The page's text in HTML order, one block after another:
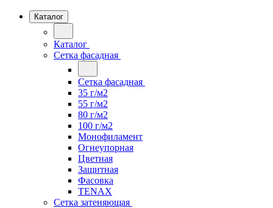
Каталог
Каталог
Сетка фасадная
Сетка фасадная
35 г/м2
55 г/м2
80 г/м2
100 г/м2
Монофиламент
Огнеупорная
Цветная
Защитная
Фасовка
TENAX
Сетка затеняющая